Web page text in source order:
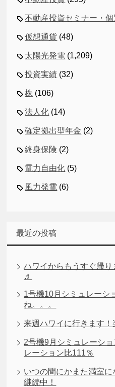
不動産投資セミナー・個
仮想通貨 (48)
太陽光発電 (1,209)
投資実績 (32)
株 (106)
法人化 (14)
確定拠出型年金 (2)
終身保険 (2)
電力自由化 (5)
風力発電 (6)
最近の投稿
ハワイからもうすぐ帰
♬
1号機10月シミュレーシ
ね。。。
来週ハワイに行きます！
2号機9月シミュレーシ
レーション比111％
いつの間にかまた満室
継続中！